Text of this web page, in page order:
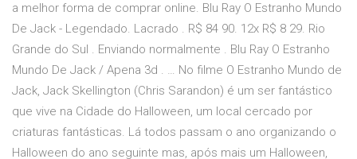
a melhor forma de comprar online. Blu Ray O Estranho Mundo
De Jack - Legendado. Lacrado . R$ 84 90. 12x R$ 8 29. Rio
Grande do Sul . Enviando normalmente . Blu Ray O Estranho
Mundo De Jack / Apena 3d . … No filme O Estranho Mundo de
Jack, Jack Skellington (Chris Sarandon) é um ser fantástico
que vive na Cidade do Halloween, um local cercado por
criaturas fantásticas. Lá todos passam o ano organizando o
Halloween do ano seguinte mas, após mais um Halloween,